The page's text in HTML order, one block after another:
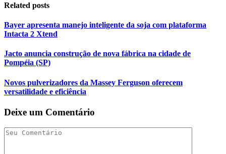
Related posts
Bayer apresenta manejo inteligente da soja com plataforma
Intacta 2 Xtend
Jacto anuncia construção de nova fábrica na cidade de
Pompéia (SP)
Novos pulverizadores da Massey Ferguson oferecem
versatilidade e eficiência
Deixe um Comentário